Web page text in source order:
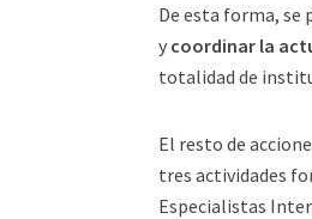
De esta forma, se
y coordinar la
totalidad de
El resto de
tres actividades
Especialistas